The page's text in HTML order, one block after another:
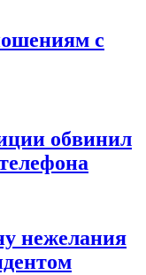
с
обвинил
нежелания